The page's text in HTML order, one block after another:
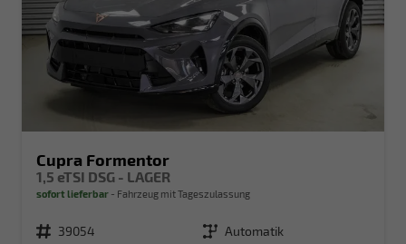
Cupra Formentor
1,5 eTSI DSG - LAGER
sofort lieferbar Fahrzeug mit Tageszulassung
Fahrzeugnr. 39054 Getriebe Automatik